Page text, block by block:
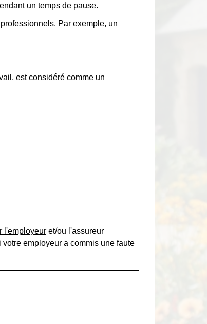
un temps de pause.
Par exemple, un
est considéré comme un
l'employeur et/ou l'assureur
employeur a commis une faute